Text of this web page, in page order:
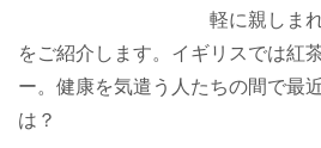
軽に親しま
をご紹介します。イギリスでは紅
ー。健康を気遣う人たちの間で最
は？